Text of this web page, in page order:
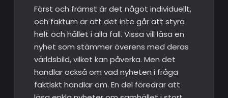
Först och främst är det något individuellt,
och faktum är att det inte går att styra
helt och hållet i alla fall. Vissa vill läsa en
nyhet som stämmer överens med deras
världsbild, vilket kan påverka. Men det
handlar också om vad nyheten i fråga
faktiskt handlar om. En del föredrar att